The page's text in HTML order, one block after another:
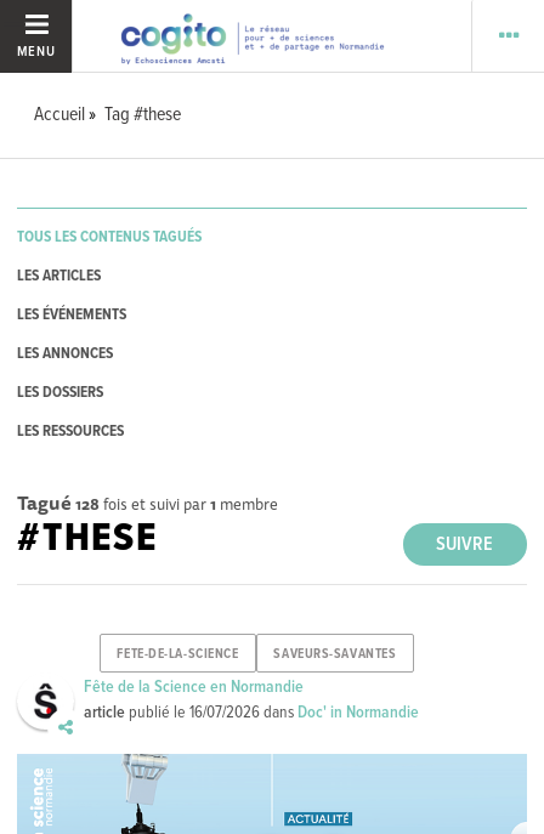
MENU
Accueil Tag #these
TOUS LES CONTENUS TAGUÉS
LES ARTICLES
LES ÉVÉNEMENTS
LES ANNONCES
LES DOSSIERS
LES RESSOURCES
Tagué 128 fois et suivi par1 membre
SUIVRE
#THESE
FETE-DE-LA-SCIENCE SAVEURS-SAVANTES
Fête de la Science en Normandie
article publié le16/07/2026dans Doc' in Normandie